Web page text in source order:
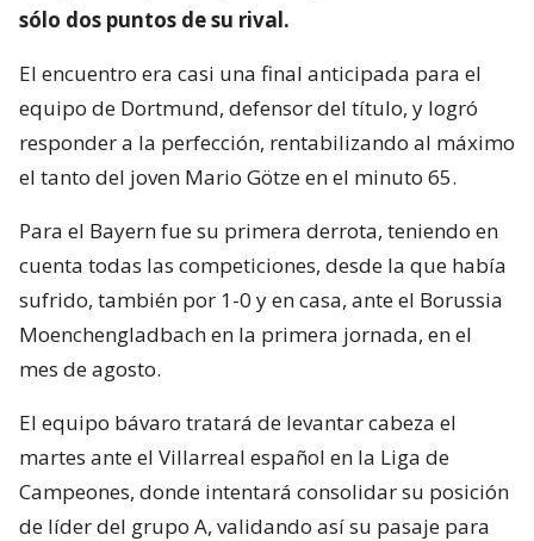
sólo dos puntos de su rival.
El encuentro era casi una final anticipada para el
equipo de Dortmund, defensor del título, y logró
responder a la perfección, rentabilizando al máximo
el tanto del joven Mario Götze en el minuto 65.
Para el Bayern fue su primera derrota, teniendo en
cuenta todas las competiciones, desde la que había
sufrido, también por 1-0 y en casa, ante el Borussia
Moenchengladbach en la primera jornada, en el
mes de agosto.
El equipo bávaro tratará de levantar cabeza el
martes ante el Villarreal español en la Liga de
Campeones, donde intentará consolidar su posición
de líder del grupo A, validando así su pasaje para